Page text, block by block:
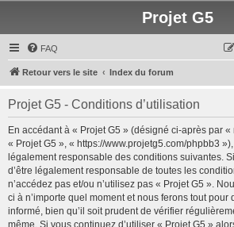
Projet G5
FAQ
Retour vers le site Index du forum
Projet G5 - Conditions d’utilisation
En accédant à « Projet G5 » (désigné ci-après par
« Projet G5 », « https://www.projetg5.com/phpbb3
légalement responsable des conditions suivantes.
d’être légalement responsable de toutes les
n’accédez pas et/ou n’utilisez pas « Projet G5 ».
ci à n’importe quel moment et nous ferons tout pour
informé, bien qu’il soit prudent de vérifier
même. Si vous continuez d’utiliser « Projet G5 »